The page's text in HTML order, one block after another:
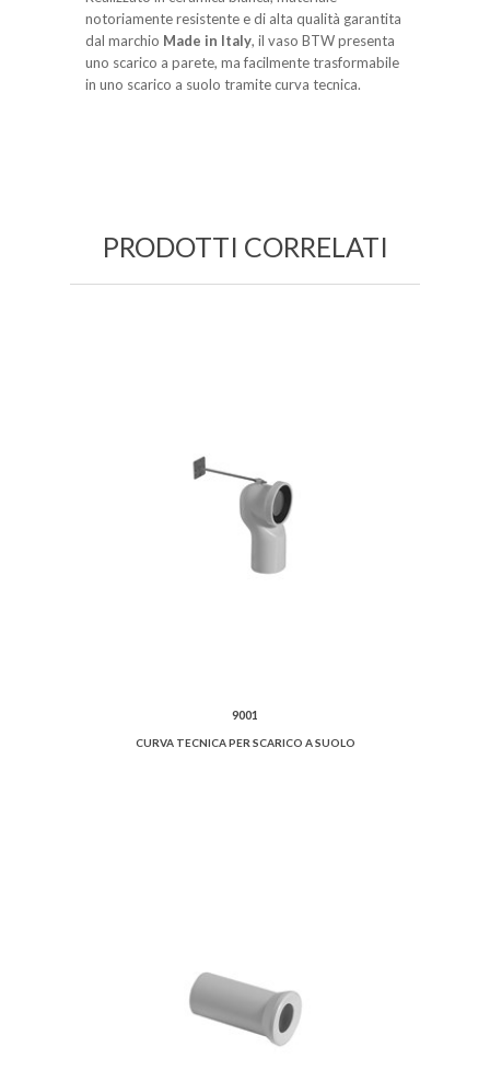
notoriamente resistente e di alta qualità garantita
dal marchio Made in Italy, il vaso BTW presenta
uno scarico a parete, ma facilmente trasformabile
in uno scarico a suolo tramite curva tecnica.
PRODOTTI CORRELATI
9001
CURVA TECNICA PER SCARICO A SUOLO